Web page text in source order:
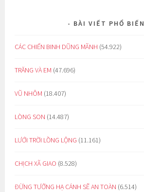
BÀI VIẾT PHỔ BIẾN
CÁC CHIẾN BINH DŨNG MÃNH (54.922)
TRĂNG VÀ EM (47.696)
VŨ NHÔM (18.407)
LÒNG SON (14.487)
LƯỚI TRỜI LỒNG LỘNG (11.161)
CHỊCH XÃ GIAO (8.528)
ĐỪNG TƯỞNG HẠ CÁNH SẼ AN TOÀN (6.514)